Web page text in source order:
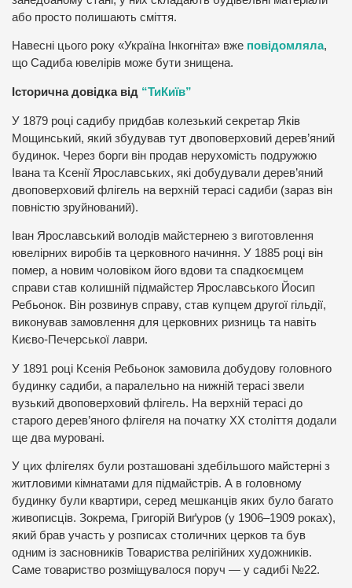
або просто полишають сміття.
Навесні цього року «Україна Інкогніта» вже повідомляла,
що Садиба ювелірів може бути знищена.
Історична довідка від “ТиКиїв”
У 1879 році садибу придбав колезький секретар Яків
Мощинський, який збудував тут двоповерховий дерев’яний
будинок. Через борги він продав нерухомість подружжю
Івана та Ксенії Ярославських, які добудували дерев’яний
двоповерховий флігель на верхній терасі садиби (зараз він
повністю зруйнований).
Іван Ярославський володів майстернею з виготовлення
ювелірних виробів та церковного начиння. У 1885 році він
помер, а новим чоловіком його вдови та спадкоємцем
справи став колишній підмайстер Ярославського Йосип
Ребьонок. Він розвинув справу, став купцем другої гільдії,
виконував замовлення для церковних ризниць та навіть
Києво-Печерської лаври.
У 1891 році Ксенія Ребьонок замовила добудову головного
будинку садиби, а паралельно на нижній терасі звели
вузький двоповерховий флігель. На верхній терасі до
старого дерев’яного флігеля на початку XX століття додали
ще два муровані.
У цих флігелях були розташовані здебільшого майстерні з
житловими кімнатами для підмайстрів. А в головному
будинку були квартири, серед мешканців яких було багато
живописців. Зокрема, Григорій Виґуров (у 1906–1909 роках),
який брав участь у розписах столичних церков та був
одним із засновників Товариства релігійних художників.
Саме товариство розміщувалося поруч — у садибі №22.